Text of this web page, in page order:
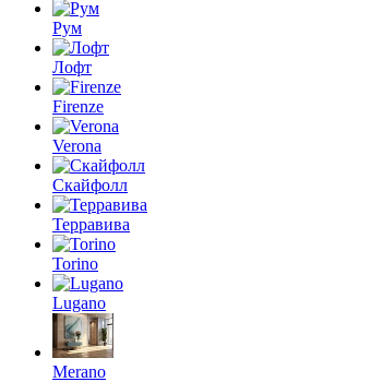
Рум
Лофт
Firenze
Verona
Скайфолл
Терравива
Torino
Lugano
Merano